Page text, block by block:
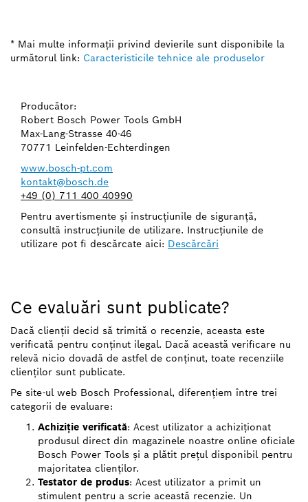
* Mai multe informaţii privind devierile sunt disponibile la
următorul link: Caracteristicile tehnice ale produselor
Producător:
Robert Bosch Power Tools GmbH
Max-Lang-Strasse 40-46
70771 Leinfelden-Echterdingen
www.bosch-pt.com
kontakt@bosch.de
+49 (0) 711 400 40990
Pentru avertismente şi instrucţiunile de siguranţă,
consultă instrucţiunile de utilizare. Instrucţiunile de
utilizare pot fi descărcate aici: Descărcări
Ce evaluări sunt publicate?
Dacă clienții decid să trimită o recenzie, aceasta este
verificată pentru conținut ilegal. Dacă această verificare nu
relevă nicio dovadă de astfel de conținut, toate recenziile
clienților sunt publicate.
Pe site-ul web Bosch Professional, diferențiem între trei
categorii de evaluare:
Achiziție verificată: Acest utilizator a achiziționat
produsul direct din magazinele noastre online oficiale
Bosch Power Tools și a plătit prețul disponibil pentru
majoritatea clienților.
Testator de produs: Acest utilizator a primit un
stimulent pentru a scrie această recenzie. Un